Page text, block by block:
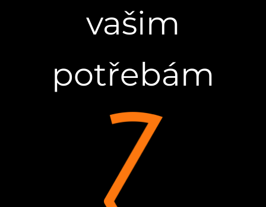
vašim
potřebám